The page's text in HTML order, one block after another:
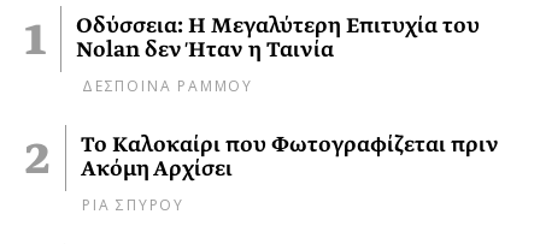
Οδύσσεια: Η Μεγαλύτερη Επιτυχία του
Nolan δεν Ήταν η Ταινία
ΔΕΣΠΟΙΝΑ ΡΑΜΜΟΥ
Το Καλοκαίρι που Φωτογραφίζεται πριν
Ακόμη Αρχίσει
ΡΙΑ ΣΠΥΡΟΥ